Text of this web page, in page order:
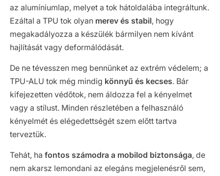
az alumíniumlap, melyet a tok hátoldalába integráltunk.
Ezáltal a TPU tok olyan merev és stabil, hogy
megakadályozza a készülék bármilyen nem kívánt
hajlítását vagy deformálódását.
De ne tévesszen meg bennünket az extrém védelem; a
TPU-ALU tok még mindig könnyű és kecses. Bár
kifejezetten védőtok, nem áldozza fel a kényelmet
vagy a stílust. Minden részletében a felhasználó
kényelmét és elégedettségét szem előtt tartva
terveztük.
Tehát, ha fontos számodra a mobilod biztonsága, de
nem akarsz lemondani az elegáns megjelenésről sem,